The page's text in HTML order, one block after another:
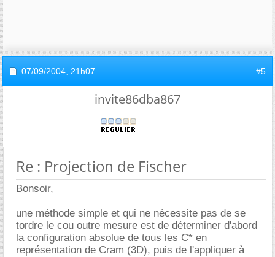
07/09/2004, 21h07 #5
invite86dba867
Re : Projection de Fischer
Bonsoir,
une méthode simple et qui ne nécessite pas de se
tordre le cou outre mesure est de déterminer d'abord
la configuration absolue de tous les C* en
représentation de Cram (3D), puis de l'appliquer à